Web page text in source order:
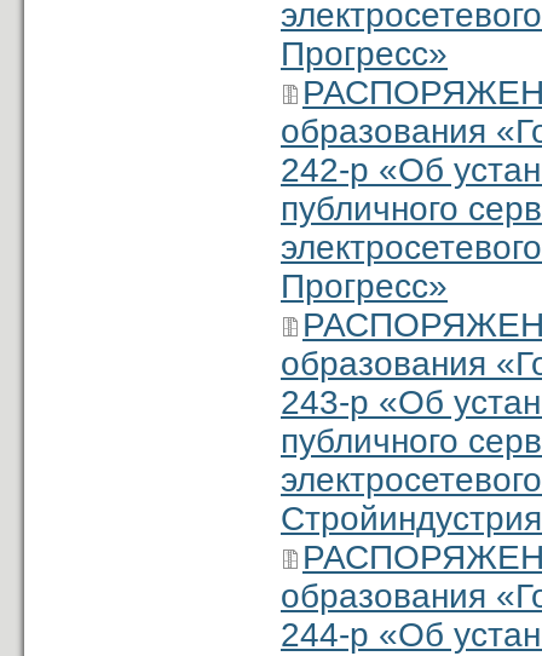
Прогресс»
образования
242-р «Об
публичного
Прогресс»
образования
243-р «Об
публичного
образования
244-р «Об